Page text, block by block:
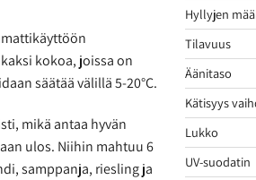
kokoa, joissa on
säätää välillä 5-20°C.
mikä antaa hyvän
ulos. Niihin mahtuu 6
samppanja, riesling ja
Hyllyjen
Tilavuus
Äänitaso
Kätisyys
Lukko
UV-suodatin